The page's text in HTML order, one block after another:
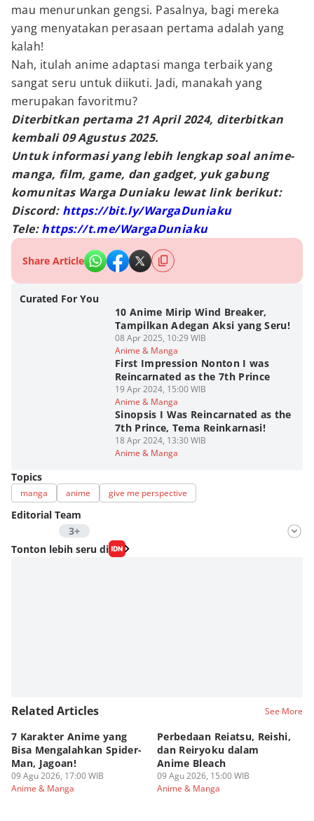
mau menurunkan gengsi. Pasalnya, bagi mereka
yang menyatakan perasaan pertama adalah yang
kalah!
Nah, itulah anime adaptasi manga terbaik yang
sangat seru untuk diikuti. Jadi, manakah yang
merupakan favoritmu?
Diterbitkan pertama 21 April 2024, diterbitkan
kembali 09 Agustus 2025.
Untuk informasi yang lebih lengkap soal anime-
manga, film, game, dan gadget, yuk gabung
komunitas Warga Duniaku lewat link berikut:
Discord: https://bit.ly/WargaDuniaku
Tele:https://t.me/WargaDuniaku
Share Article
Curated For You
10 Anime Mirip Wind Breaker,
Tampilkan Adegan Aksi yang Seru!
08 Apr 2025, 10:29 WIB
Anime & Manga
First Impression Nonton I was
Reincarnated as the 7th Prince
19 Apr 2024, 15:00 WIB
Anime & Manga
Sinopsis I Was Reincarnated as the
7th Prince, Tema Reinkarnasi!
18 Apr 2024, 13:30 WIB
Anime & Manga
Topics
manga anime give me perspective
Editorial Team
3+
Editor
Nadia Agatha Pramesthi
Tonton lebih seru di
Related Articles See More
7 Karakter Anime yang
Bisa Mengalahkan Spider-
Man, Jagoan!
09 Agu 2026, 17:00 WIB
Anime & Manga
Perbedaan Reiatsu, Reishi,
dan Reiryoku dalam
Anime Bleach
09 Agu 2026, 15:00 WIB
Anime & Manga